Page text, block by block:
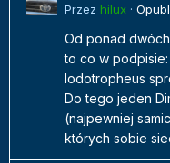
Przez hilux ·
Od ponad
to co w
Iodotropheus
Do tego jeden
(najpewniej
których sobie